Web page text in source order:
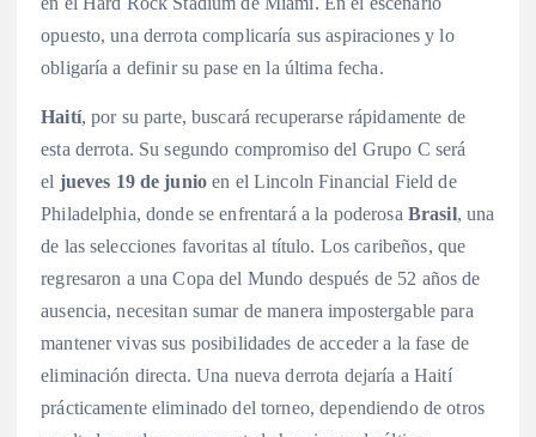
opuesto, una derrota complicaría sus aspiraciones y lo
obligaría a definir su pase en la última fecha.
Haití, por su parte, buscará recuperarse rápidamente de
esta derrota. Su segundo compromiso del Grupo C será
el jueves 19 de junio en el Lincoln Financial Field de
Philadelphia, donde se enfrentará a la poderosa Brasil, una
de las selecciones favoritas al título. Los caribeños, que
regresaron a una Copa del Mundo después de 52 años de
ausencia, necesitan sumar de manera impostergable para
mantener vivas sus posibilidades de acceder a la fase de
eliminación directa. Una nueva derrota dejaría a Haití
prácticamente eliminado del torneo, dependiendo de otros